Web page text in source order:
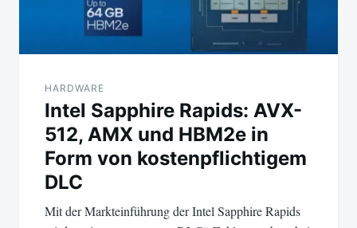
HARDWARE
Intel Sapphire Rapids: AVX-
512, AMX und HBM2e in
Form von kostenpflichtigem
DLC
Mit der Markteinführung der Intel Sapphire Rapids